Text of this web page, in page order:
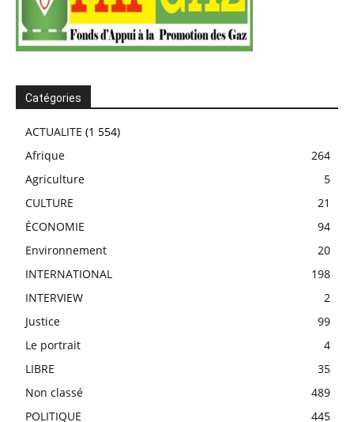
Catégories
ACTUALITE (1 554)
Afrique
264
Agriculture
5
CULTURE
21
ÉCONOMIE
94
Environnement
20
INTERNATIONAL
198
INTERVIEW
2
Justice
99
Le portrait
4
LIBRE
35
Non classé
489
POLITIQUE
445